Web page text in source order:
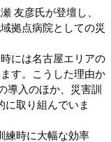
友彦氏が登壇し、
拠点病院としての災
には名古屋エリアの
す。こうした理由か
導入のほか、災害訓
に取り組んでいま
練時に大幅な効率